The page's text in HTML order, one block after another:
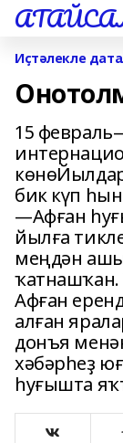
Иҫтәлекле
15
бик күп
—Афған
йылға
меңдән
Афған
алған
донъя
хәбәрһеҙ
һуғышта